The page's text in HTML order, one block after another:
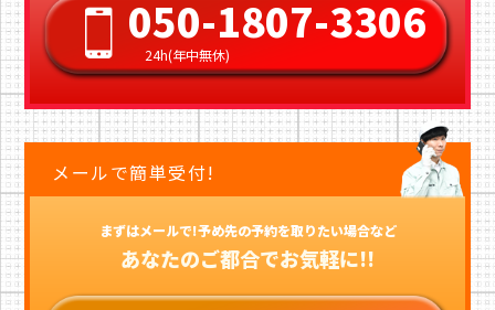
050-1807-3306
24h(年中無休)
メールで簡単受付!
まずはメールで!予め先の予約を取りたい場合など
あなたのご都合でお気軽に!!